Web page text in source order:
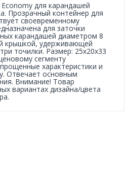
для карандашей
Прозрачный контейнер для
своевременному
для заточки
карандашей диаметром 8
крышкой, удерживающей
точилки. Размер: 25х20х33
сегменту
характеристики и
Отвечает основным
Внимание! Товар
вариантах дизайна/цвета